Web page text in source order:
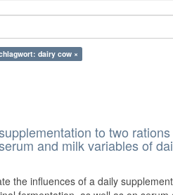
dairy cow ×
to two
and milk variables of
the influences of a daily